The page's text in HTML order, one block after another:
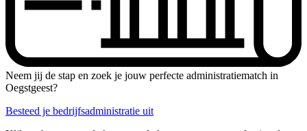
Neem jij de stap en zoek je jouw perfecte administratiematch in
Oegstgeest?
Besteed je bedrijfsadministratie uit